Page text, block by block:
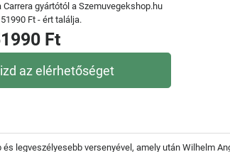
gyártótól a Szemuvegekshop.hu
Ft - ért találja.
Ft
az elérhetőséget
legveszélyesebb versenyével, amely után Wilhelm